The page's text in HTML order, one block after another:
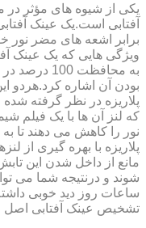
یکی از شیوه های مؤثر
آفتابی است.یک عینک
برابر اشعه های مضر نور
ویژگی هایی که یک عینک
به محافظت
بودن آن اشاره کرد.هردو
پلاریزه در نظر گرفته شده
که لنز آن ها با یک فیلم
نور را کاهش می دهند تا
پلاریزه با بهره گیری از
مانع از داخل شدن این
شوند و درنتیجه شما می
ساعات روز دید خوبی
تشخیص عینک آفتابی اصل